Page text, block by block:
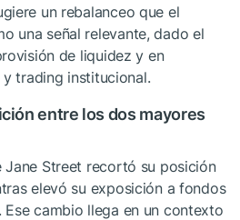
un rebalanceo que el
una señal relevante, dado el
de liquidez y en
trading institucional.
entre los dos mayores
Jane Street recortó su posición
elevó su exposición a fondos
Ese cambio llega en un contexto